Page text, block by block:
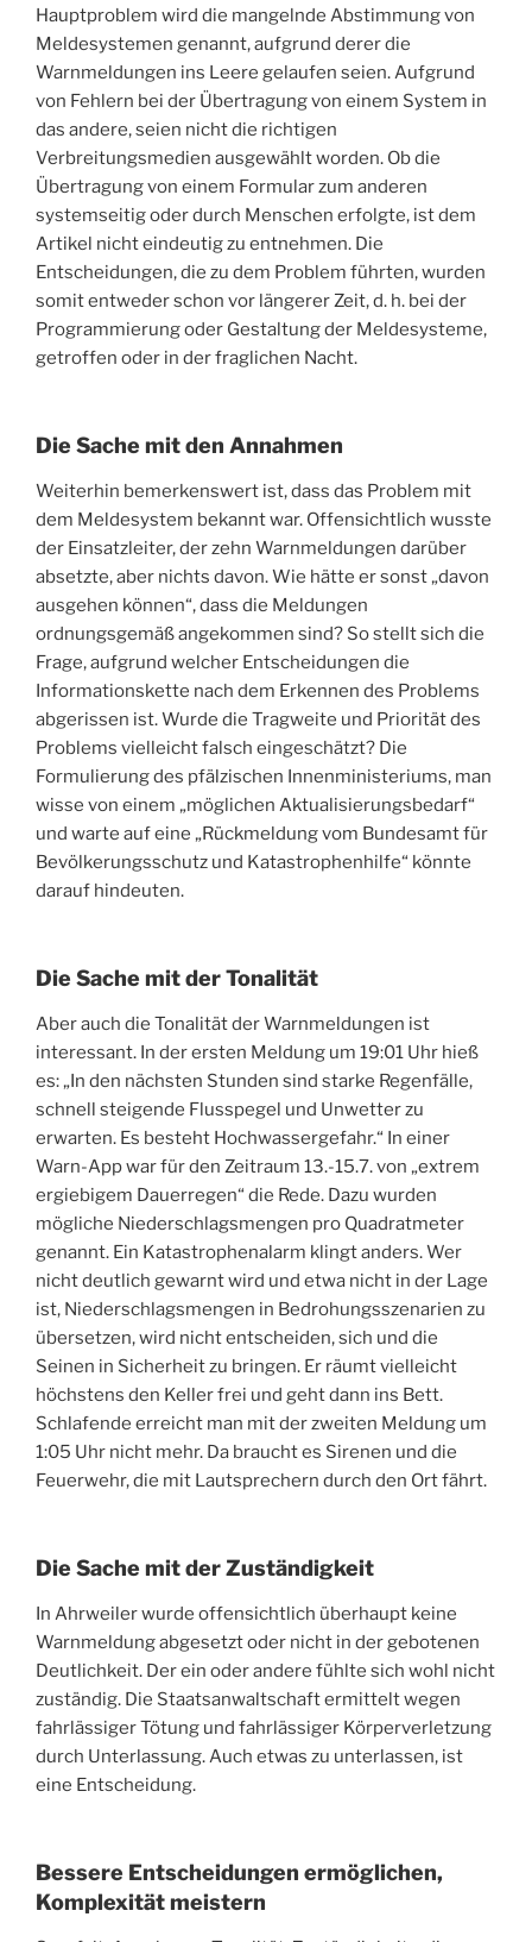
Hauptproblem wird die mangelnde Abstimmung von
Meldesystemen genannt, aufgrund derer die
Warnmeldungen ins Leere gelaufen seien. Aufgrund
von Fehlern bei der Übertragung von einem System in
das andere, seien nicht die richtigen
Verbreitungsmedien ausgewählt worden. Ob die
Übertragung von einem Formular zum anderen
systemseitig oder durch Menschen erfolgte, ist dem
Artikel nicht eindeutig zu entnehmen. Die
Entscheidungen, die zu dem Problem führten, wurden
somit entweder schon vor längerer Zeit, d. h. bei der
Programmierung oder Gestaltung der Meldesysteme,
getroffen oder in der fraglichen Nacht.
Die Sache mit den Annahmen
Weiterhin bemerkenswert ist, dass das Problem mit
dem Meldesystem bekannt war. Offensichtlich wusste
der Einsatzleiter, der zehn Warnmeldungen darüber
absetzte, aber nichts davon. Wie hätte er sonst „davon
ausgehen können“, dass die Meldungen
ordnungsgemäß angekommen sind? So stellt sich die
Frage, aufgrund welcher Entscheidungen die
Informationskette nach dem Erkennen des Problems
abgerissen ist. Wurde die Tragweite und Priorität des
Problems vielleicht falsch eingeschätzt? Die
Formulierung des pfälzischen Innenministeriums, man
wisse von einem „möglichen Aktualisierungsbedarf“
und warte auf eine „Rückmeldung vom Bundesamt für
Bevölkerungsschutz und Katastrophenhilfe“ könnte
darauf hindeuten.
Die Sache mit der Tonalität
Aber auch die Tonalität der Warnmeldungen ist
interessant. In der ersten Meldung um 19:01 Uhr hieß
es: „In den nächsten Stunden sind starke Regenfälle,
schnell steigende Flusspegel und Unwetter zu
erwarten. Es besteht Hochwassergefahr.“ In einer
Warn-App war für den Zeitraum 13.-15.7. von „extrem
ergiebigem Dauerregen“ die Rede. Dazu wurden
mögliche Niederschlagsmengen pro Quadratmeter
genannt. Ein Katastrophenalarm klingt anders. Wer
nicht deutlich gewarnt wird und etwa nicht in der Lage
ist, Niederschlagsmengen in Bedrohungsszenarien zu
übersetzen, wird nicht entscheiden, sich und die
Seinen in Sicherheit zu bringen. Er räumt vielleicht
höchstens den Keller frei und geht dann ins Bett.
Schlafende erreicht man mit der zweiten Meldung um
1:05 Uhr nicht mehr. Da braucht es Sirenen und die
Feuerwehr, die mit Lautsprechern durch den Ort fährt.
Die Sache mit der Zuständigkeit
In Ahrweiler wurde offensichtlich überhaupt keine
Warnmeldung abgesetzt oder nicht in der gebotenen
Deutlichkeit. Der ein oder andere fühlte sich wohl nicht
zuständig. Die Staatsanwaltschaft ermittelt wegen
fahrlässiger Tötung und fahrlässiger Körperverletzung
durch Unterlassung. Auch etwas zu unterlassen, ist
eine Entscheidung.
Bessere Entscheidungen ermöglichen,
Komplexität meistern